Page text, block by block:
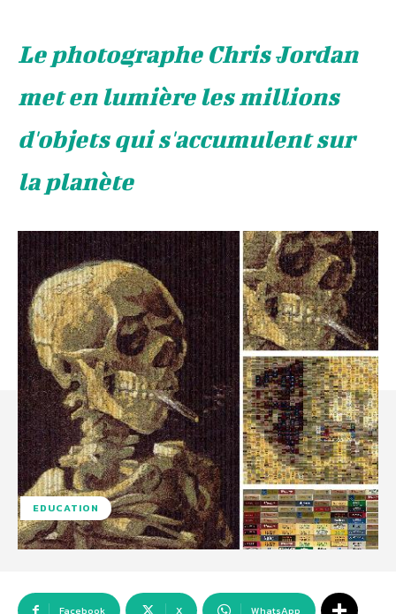
Le photographe Chris Jordan
met en lumière les millions
d'objets qui s'accumulent sur
la planète
EDUCATION
Facebook X WhatsApp